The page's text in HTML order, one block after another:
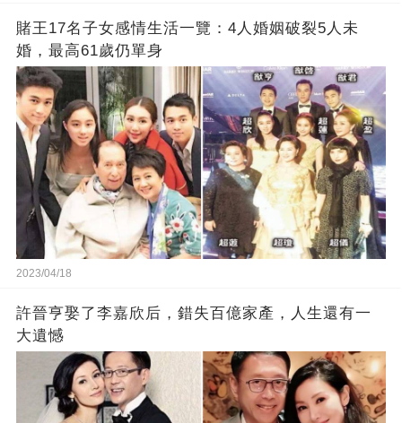
賭王17名子女感情生活一覽：4人婚姻破裂5人未
婚，最高61歲仍單身
2023/04/18
許晉亨娶了李嘉欣后，錯失百億家產，人生還有一
大遺憾